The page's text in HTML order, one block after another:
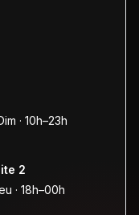
· 10h–23h
2
· 18h–00h